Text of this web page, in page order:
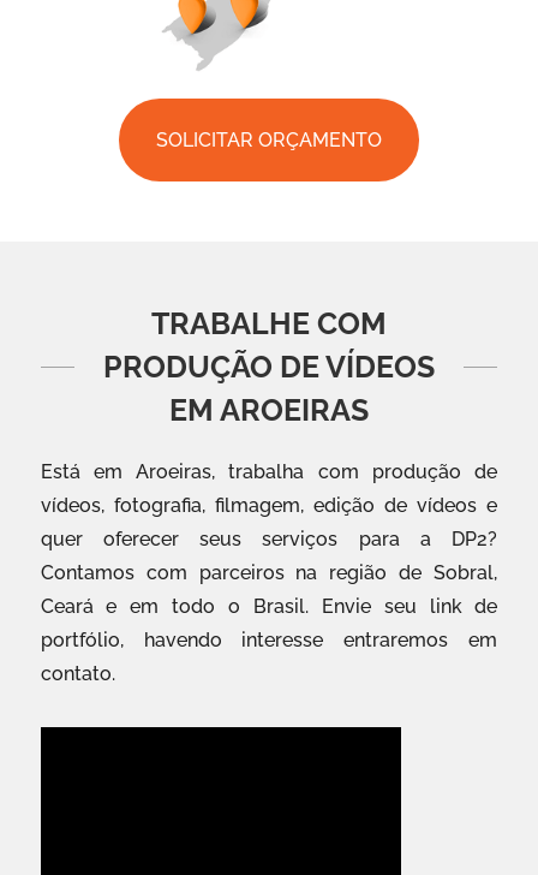
SOLICITAR ORÇAMENTO
TRABALHE COM
PRODUÇÃO DE VÍDEOS
EM AROEIRAS
Está em Aroeiras, trabalha com produção de
vídeos, fotografia, filmagem, edição de vídeos e
quer oferecer seus serviços para a DP2?
Contamos com parceiros na região de Sobral,
Ceará e em todo o Brasil. Envie seu link de
portfólio, havendo interesse entraremos em
contato.